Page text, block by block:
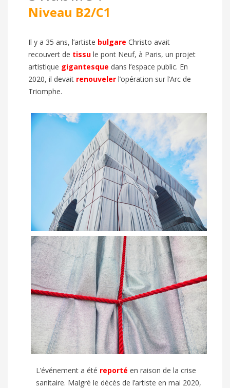
Niveau B2/C1
Il y a 35 ans, l’artiste bulgare Christo avait
recouvert de tissu le pont Neuf, à Paris, un projet
artistique gigantesque dans l’espace public. En
2020, il devait renouveler l’opération sur l’Arc de
Triomphe.
L’événement a été reporté en raison de la crise
sanitaire. Malgré le décès de l’artiste en mai 2020,